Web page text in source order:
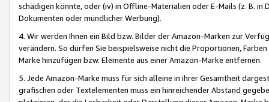
schädigen könnte, oder (iv) in Offline-Materialien oder E-Mails (z. B. in
Dokumenten oder mündlicher Werbung).
4. Wir werden Ihnen ein Bild bzw. Bilder der Amazon-Marken zur
verändern. So dürfen Sie beispielsweise nicht die Proportionen,
Marke hinzufügen bzw. Elemente aus einer Amazon-Marke entfernen.
5. Jede Amazon-Marke muss für sich alleine in ihrer Gesamtheit
grafischen oder Textelementen muss ein hinreichender Abstand